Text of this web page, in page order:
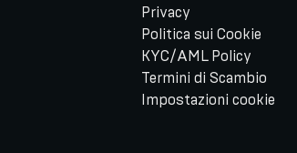
Privacy
Politica sui Cookie
KYC/AML Policy
Termini di Scambio
Impostazioni cookie